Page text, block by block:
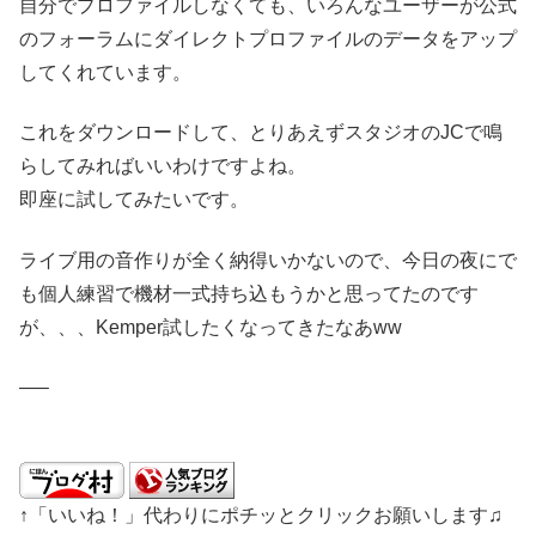
自分でプロファイルしなくても、いろんなユーザーが公式
のフォーラムにダイレクトプロファイルのデータをアップ
してくれています。
これをダウンロードして、とりあえずスタジオのJCで鳴
らしてみればいいわけですよね。
即座に試してみたいです。
ライブ用の音作りが全く納得いかないので、今日の夜にで
も個人練習で機材一式持ち込もうかと思ってたのです
が、、、Kemper試したくなってきたなあww
—–
↑「いいね！」代わりにポチッとクリックお願いします♫